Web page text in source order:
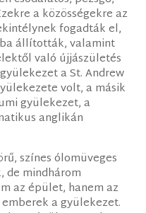
a közösségekre az
fogadták el,
állították, valamint
való újjászületés
a St. Andrew
volt, a másik
gyülekezet, a
anglikán
színes ólomüveges
mindhárom
az épület, hanem az
a gyülekezet.